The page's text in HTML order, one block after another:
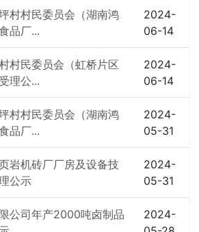
村村民委员会（湖南鸿
品厂...
2024-
06-14
村民委员会（虹桥片区
理公...
2024-
06-14
村村民委员会（湖南鸿
品厂...
2024-
05-31
岩机砖厂厂房及设备技
公示
2024-
05-31
公司年产2000吨卤制品
2024-